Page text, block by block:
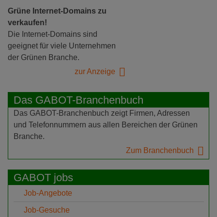
Grüne Internet-Domains zu
verkaufen!
Die Internet-Domains sind
geeignet für viele Unternehmen
der Grünen Branche.
zur Anzeige
Das GABOT-Branchenbuch
Das GABOT-Branchenbuch zeigt Firmen, Adressen
und Telefonnummern aus allen Bereichen der Grünen
Branche.
Zum Branchenbuch
GABOT jobs
Job-Angebote
Job-Gesuche